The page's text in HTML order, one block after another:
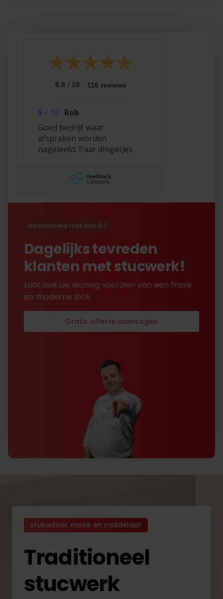
9.8 / 10 116 reviews
9/ 10
Rob
Goed bedrijf waar
afspraken worden
nageleefd. Paar dingetjes
korting gekregen. Duurde
lang eer ik de sleutel
met excuses , maar na
is alles toch na
beoordeeld met een 9.7
Dagelijks tevreden
klanten met stucwerk!
Laat ook uw woning voorzien van een frisse
en moderne look.
Gratis offerte aanvragen
stukadoor mook en middelaar
Traditioneel
stucwerk